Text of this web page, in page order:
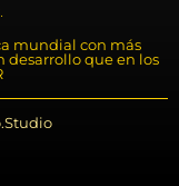
mundial con más
desarrollo que en los